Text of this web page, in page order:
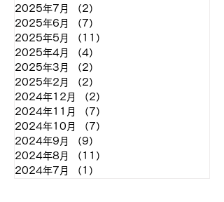
2025年7月
（2）
2025年6月
（7）
2025年5月
（11）
2025年4月
（4）
2025年3月
（2）
2025年2月
（2）
2024年12月
（2）
2024年11月
（7）
2024年10月
（7）
2024年9月
（9）
2024年8月
（11）
2024年7月
（1）